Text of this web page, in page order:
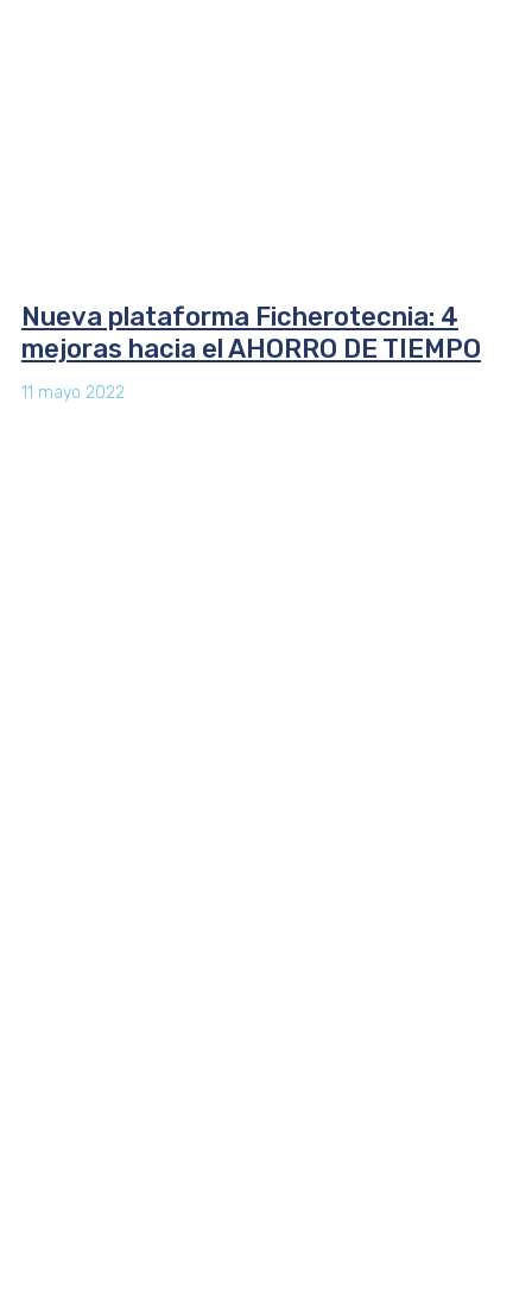
Nueva plataforma Ficherotecnia: 4
mejoras hacia el AHORRO DE TIEMPO
11 mayo 2022